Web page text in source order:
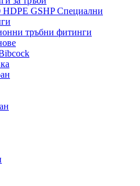
HDPE GSHP Специални
тръбни фитинги